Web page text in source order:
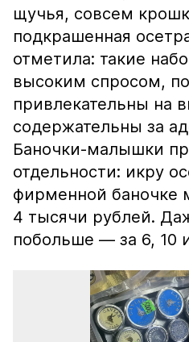
щучья, совсем
подкрашенная
отметила: такие
высоким спросом,
привлекательны на
содержательны за
Баночки-малышки
отдельности: икру
фирменной баночке
4 тысячи рублей.
побольше — за 6, 10